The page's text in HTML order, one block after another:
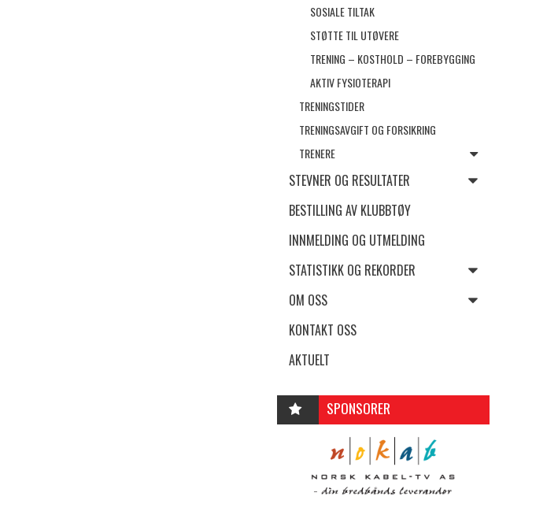
SOSIALE TILTAK
STØTTE TIL UTØVERE
TRENING – KOSTHOLD – FOREBYGGING
AKTIV FYSIOTERAPI
TRENINGSTIDER
TRENINGSAVGIFT OG FORSIKRING
TRENERE
STEVNER OG RESULTATER
BESTILLING AV KLUBBTØY
INNMELDING OG UTMELDING
STATISTIKK OG REKORDER
OM OSS
KONTAKT OSS
AKTUELT
SPONSORER